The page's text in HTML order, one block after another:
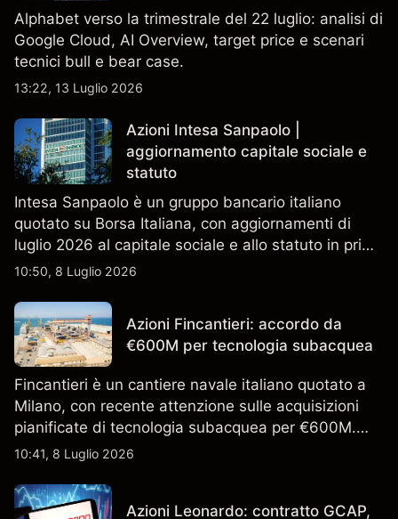
Alphabet verso la trimestrale del 22 luglio: analisi di
Google Cloud, AI Overview, target price e scenari
tecnici bull e bear case.
13:22, 13 Luglio 2026
Azioni Intesa Sanpaolo |
aggiornamento capitale sociale e
statuto
Intesa Sanpaolo è un gruppo bancario italiano
quotato su Borsa Italiana, con aggiornamenti di
luglio 2026 al capitale sociale e allo statuto in primo
piano. Esplora i target price ISP di terze parti e
un indicatore affidabile dei risultati futuri.
10:50, 8 Luglio 2026
Azioni Fincantieri: accordo da
€600M per tecnologia subacquea
Fincantieri è un cantiere navale italiano quotato a
Milano, con recente attenzione sulle acquisizioni
pianificate di tecnologia subacquea per €600M.
Scopri i target di prezzo FCT di terze parti e l'analisi
indicatore affidabile dei risultati futuri.
10:41, 8 Luglio 2026
Azioni Leonardo: contratto GCAP,